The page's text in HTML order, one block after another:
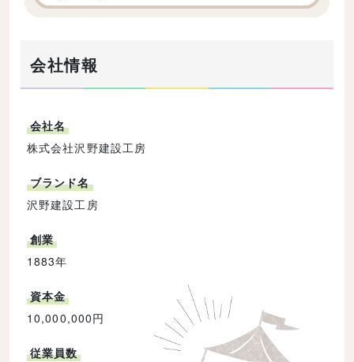
会社情報
会社名
株式会社沢野建設工房
ブランド名
沢野建設工房
創業
1883年
資本金
10,000,000円
従業員数